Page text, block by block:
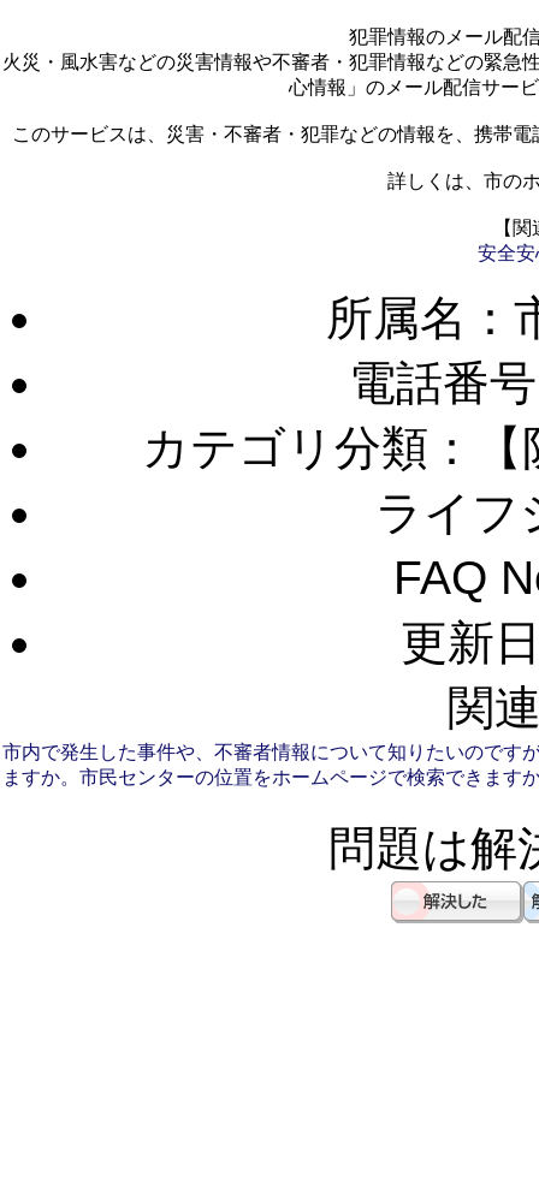
犯罪情報のメール配
火災・風水害などの災害情報や不審者・犯罪情報などの緊急
心情報」のメール配信サー
このサービスは、災害・不審者・犯罪などの情報を、携帯
詳しくは、市の
【
安全
所属名：
電話番
カテゴリ分類：
ライフ
FAQ
更新
関
市内で発生した事件や、不審者情報について知りたいのです
ますか。 市民センターの位置をホームページで検索できます
問題は解